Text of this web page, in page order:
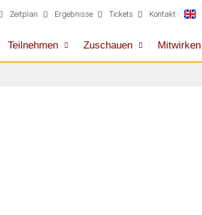
Zeitplan Ergebnisse Tickets Kontakt
Teilnehmen Zuschauen Mitwirken